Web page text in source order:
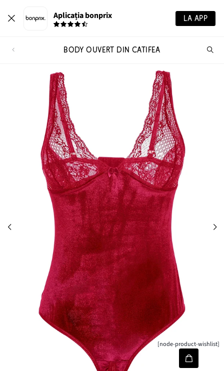
Aplicația bonprix LA APP
BODY OUVERT DIN CATIFEA
[node-product-wishlist]